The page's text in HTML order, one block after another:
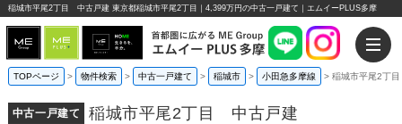
稲城市平尾2丁目 中古戸建 東京都稲城市平尾2丁目｜4,399万円の中古一戸建て｜エムイーPLUS多摩
TOPページ > 物件検索 > 中古一戸建て > 稲城市 > 小田急多摩線 > 稲城市平尾2丁
中古一戸建て 稲城市平尾2丁目 中古戸建